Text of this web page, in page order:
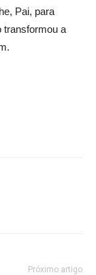
Pai, para
transformou a
Próximo artigo